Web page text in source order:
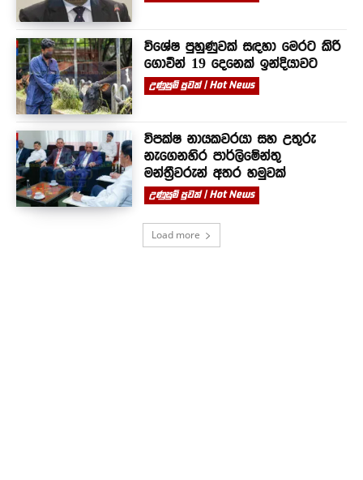
විශේෂ පුහුණුවක් සඳහා මෙරට කිරි
ගොවීන් 19 දෙනෙක් ඉන්දියාවට
උණුසුම් පුවත් | Hot News
විපක්ෂ නායකවරයා සහ උතුරු
නැගෙනහිර පාර්ලිමේන්තු
මන්ත්‍රීවරුන් අතර හමුවක්
උණුසුම් පුවත් | Hot News
Load more